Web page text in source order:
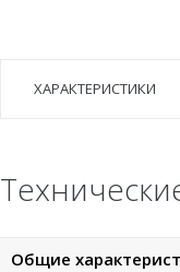
ХАРАКТЕРИСТИКИ
Общие